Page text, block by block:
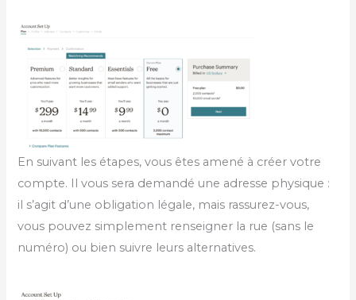
En suivant les étapes, vous êtes amené à créer votre
compte. Il vous sera demandé une adresse physique :
il s’agit d’une obligation légale, mais rassurez-vous,
vous pouvez simplement renseigner la rue (sans le
numéro) ou bien suivre leurs alternatives.